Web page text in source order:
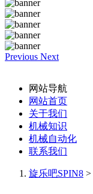
Previous Next
网站导航
网站首页
关于我们
机械知识
机械自动化
联系我们
旋乐吧SPIN8 >